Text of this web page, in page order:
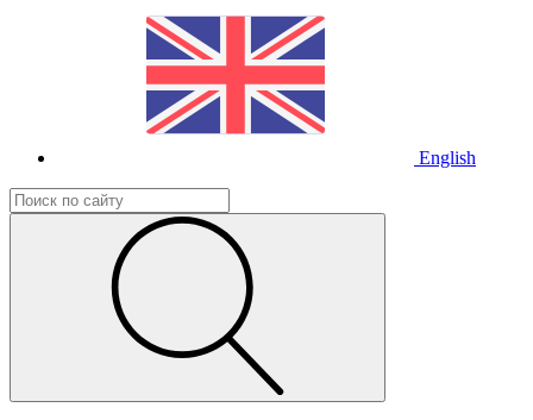
English